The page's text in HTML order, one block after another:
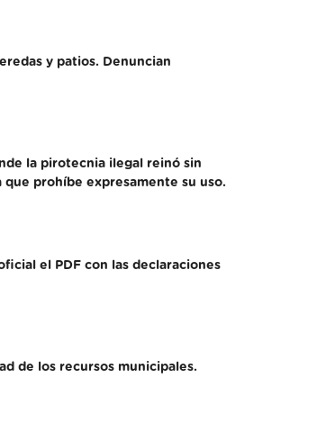
y patios. Denuncian
la pirotecnia ilegal reinó sin
prohíbe expresamente su uso.
el PDF con las declaraciones
de los recursos municipales.